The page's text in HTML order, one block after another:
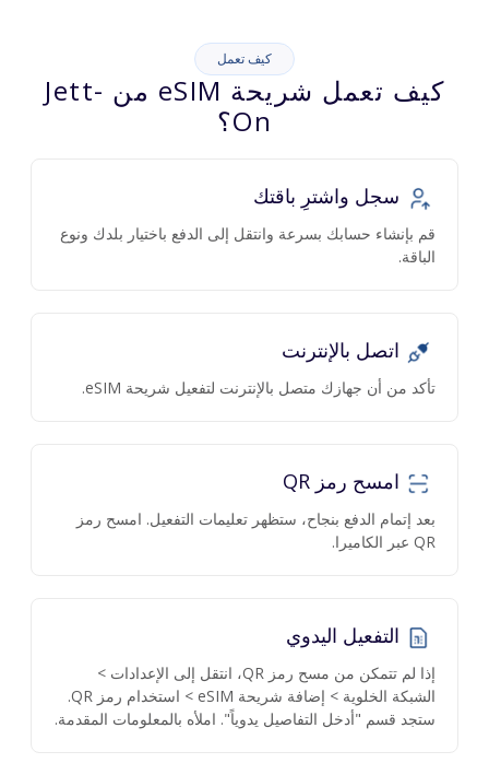
كيف تعمل
كيف تعمل شريحة eSIM من Jett-
On؟
سجل واشترِ باقتك
قم بإنشاء حسابك بسرعة وانتقل إلى الدفع باختيار بلدك ونوع
الباقة.
اتصل بالإنترنت
تأكد من أن جهازك متصل بالإنترنت لتفعيل شريحة eSIM.
امسح رمز QR
بعد إتمام الدفع بنجاح، ستظهر تعليمات التفعيل. امسح رمز
QR عبر الكاميرا.
التفعيل اليدوي
إذا لم تتمكن من مسح رمز QR، انتقل إلى الإعدادات >
الشبكة الخلوية > إضافة شريحة eSIM > استخدام رمز QR.
ستجد قسم "أدخل التفاصيل يدوياً". املأه بالمعلومات المقدمة.